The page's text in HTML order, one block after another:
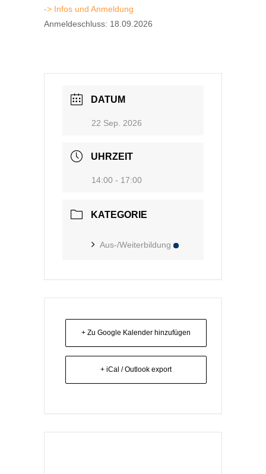
-> Infos und Anmeldung
Anmeldeschluss: 18.09.2026
DATUM
22 Sep. 2026
UHRZEIT
14:00 - 17:00
KATEGORIE
Aus-/Weiterbildung
+ Zu Google Kalender hinzufügen
+ iCal / Outlook export